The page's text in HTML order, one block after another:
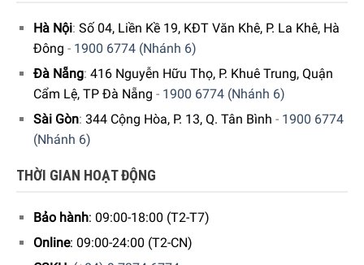
Hiện tại sản phẩm đang được bày bán tại
hệ thống
showroom cửa hàng của Gia dụng Đức Sài Gòn
quốc. Quý vị hãy gọi điện trực tiếp vào Hotline: 1900
6774 hoặc 039 222 6774
để nhận được những tư vấn chi
tiết và đặt mua sản phẩm. Hoặc đặt hàng trực tiếp trên
website. Nhân viên tổng đài của Gia Dụng Đức Sài Gòn sẽ
Hà Nội: Số 04, Liền Kề 19, KĐT Văn Khê, P. La Khê, Hà
Đông - 1900 6774 (Nhánh 6)
Đà Nẵng: 416 Nguyễn Hữu Thọ, P. Khuê Trung, Quận
Cẩm Lệ, TP Đà Nẵng - 1900 6774 (Nhánh 6)
Sài Gòn: 344 Cộng Hòa, P. 13, Q. Tân Bình - 1900 6774
(Nhánh 6)
THỜI GIAN HOẠT ĐỘNG
Bảo hành: 09:00-18:00 (T2-T7)
Online: 09:00-24:00 (T2-CN)